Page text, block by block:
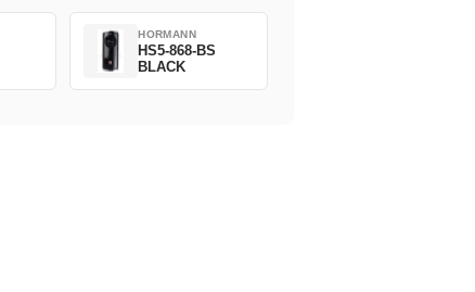
HORMANN
HS5-868-BS
BLACK